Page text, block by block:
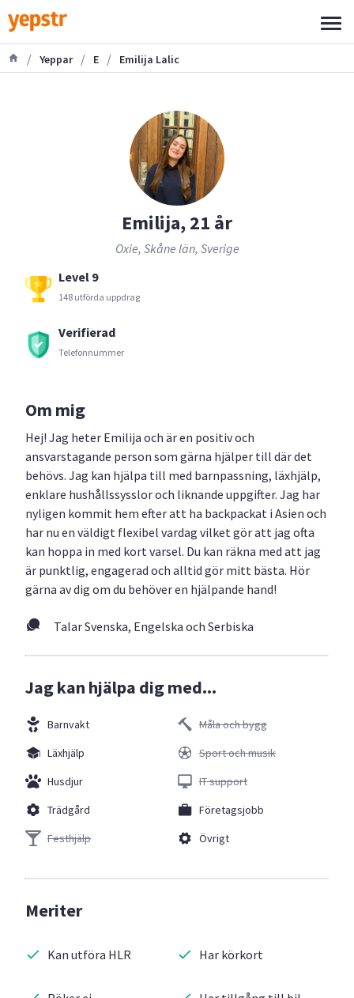
/ Yeppar / E / Emilija Lalic
Emilija, 21 år
Oxie, Skåne län, Sverige
Level 9
148 utförda uppdrag
Verifierad
Telefonnummer
Om mig
Hej! Jag heter Emilija och är en positiv och
ansvarstagande person som gärna hjälper till där det
behövs. Jag kan hjälpa till med barnpassning, läxhjälp,
enklare hushållssysslor och liknande uppgifter. Jag har
nyligen kommit hem efter att ha backpackat i Asien och
har nu en väldigt flexibel vardag vilket gör att jag ofta
kan hoppa in med kort varsel. Du kan räkna med att jag
är punktlig, engagerad och alltid gör mitt bästa. Hör
gärna av dig om du behöver en hjälpande hand!
Talar Svenska, Engelska och Serbiska
Jag kan hjälpa dig med...
Barnvakt
Läxhjälp
Husdjur
Trädgård
Festhjälp
Måla och bygg
Sport och musik
IT support
Företagsjobb
Övrigt
Meriter
Kan utföra HLR Har körkort